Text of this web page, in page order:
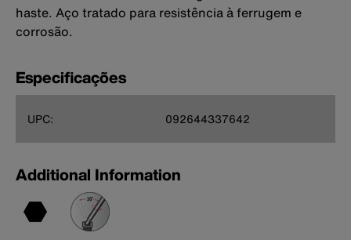
haste. Aço tratado para resistência à ferrugem e
corrosão.
Especificações
UPC: 092644337642
Additional Information